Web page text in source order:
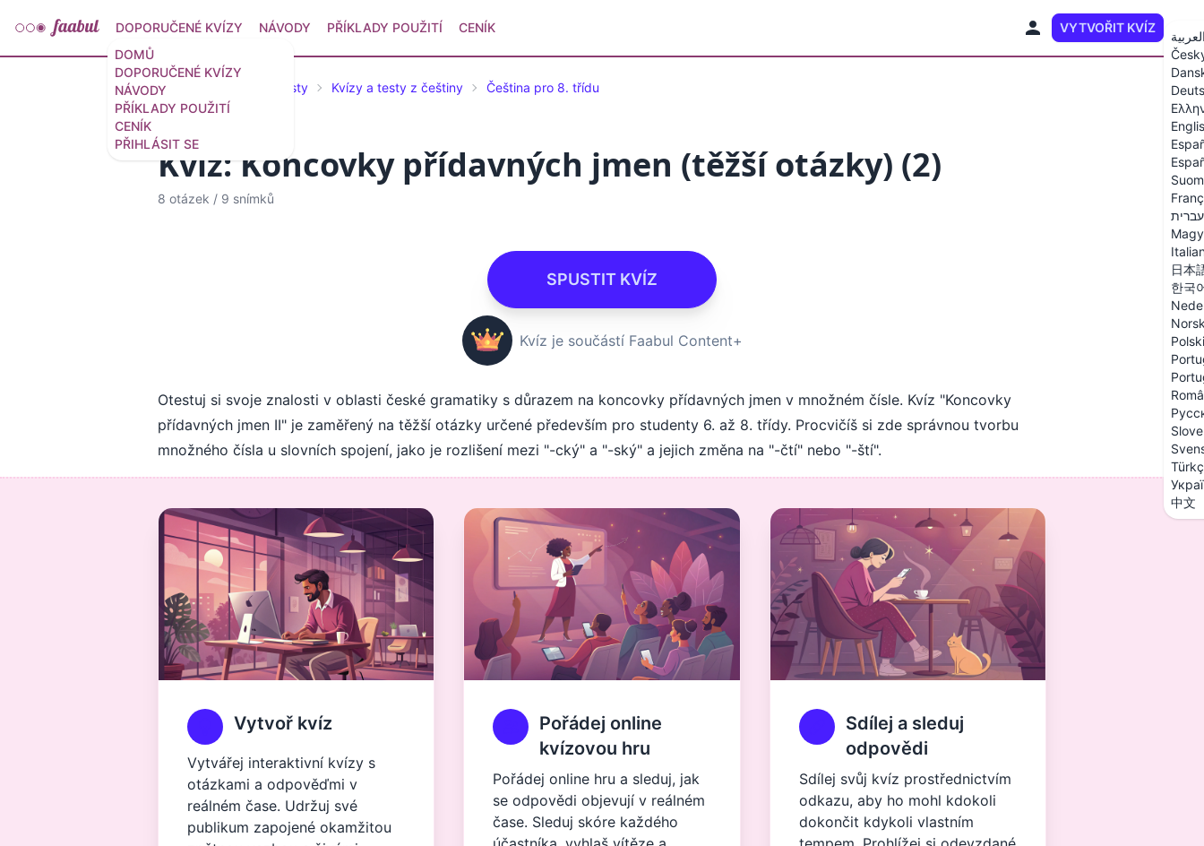
DOMŮ
DOPORUČENÉ KVÍZY
NÁVODY
PŘÍKLADY POUŽITÍ
CENÍK
PŘIHLÁSIT SE
DOPORUČENÉ KVÍZY NÁVODY PŘÍKLADY POUŽITÍ CENÍK VYTVOŘIT KVÍZ
עברית
日本
한국
Polski
中文
Doporučené kvízy a testy Kvízy a testy z češtiny Čeština pro 8. třídu
Kvíz: Koncovky přídavných jmen (těžší otázky) (2)
8 otázek / 9 snímků
SPUSTIT KVÍZ
Kvíz je součástí Faabul Content+
Otestuj si svoje znalosti v oblasti české gramatiky s důrazem na koncovky přídavných jmen v množném čísle. Kvíz "Koncovky
přídavných jmen II" je zaměřený na těžší otázky určené především pro studenty 6. až 8. třídy. Procvičíš si zde správnou tvorbu
množného čísla u slovních spojení, jako je rozlišení mezi "-cký" a "-ský" a jejich změna na "-čtí" nebo "-ští".
Vytvoř kvíz
Vytvářej interaktivní kvízy s
otázkami a odpověďmi v
reálném čase. Udržuj své
publikum zapojené okamžitou
Pořádej online
kvízovou hru
Pořádej online hru a sleduj, jak
se odpovědi objevují v reálném
čase. Sleduj skóre každého
Sdílej a sleduj
odpovědi
Sdílej svůj kvíz prostřednictvím
odkazu, aby ho mohl kdokoli
dokončit kdykoli vlastním